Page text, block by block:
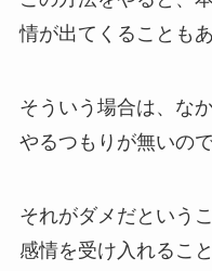
情が出てくることもあ
そういう場合は、な
やるつもりが無いので
それがダメだという
感情を受け入れるこ